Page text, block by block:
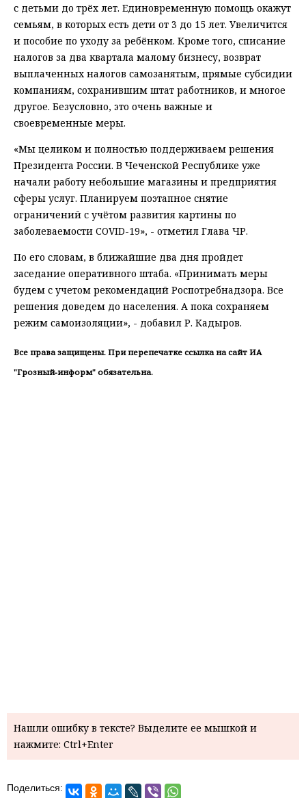
с детьми до трёх лет. Единовременную помощь окажут
семьям, в которых есть дети от 3 до 15 лет. Увеличится
и пособие по уходу за ребёнком. Кроме того, списание
налогов за два квартала малому бизнесу, возврат
выплаченных налогов самозанятым, прямые субсидии
компаниям, сохранившим штат работников, и многое
другое. Безусловно, это очень важные и
своевременные меры.
«Мы целиком и полностью поддерживаем решения
Президента России. В Чеченской Республике уже
начали работу небольшие магазины и предприятия
сферы услуг. Планируем поэтапное снятие
ограничений с учётом развития картины по
заболеваемости COVID-19», - отметил Глава ЧР.
По его словам, в ближайшие два дня пройдет
заседание оперативного штаба. «Принимать меры
будем с учетом рекомендаций Роспотребнадзора. Все
решения доведем до населения. А пока сохраняем
режим самоизоляции», - добавил Р. Кадыров.
Все права защищены. При перепечатке ссылка на сайт ИА
"Грозный-информ" обязательна.
Нашли ошибку в тексте? Выделите ее мышкой и
нажмите: Ctrl+Enter
Поделиться: